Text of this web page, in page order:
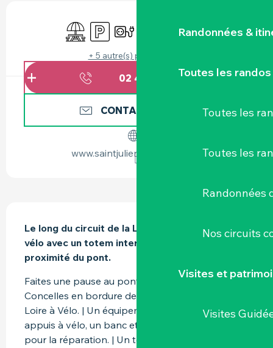
Randonnées &
Toutes les randos
Toutes les
Toutes les
Randonnées
Nos circuits
Visites et
Visites
Aire de pique nique
ParkingBranchements électriques
RestaurantAnimaux acceptés
Animation
+ 5 autre(s) prestation(s)
02 40 54 10 ▒▒
CONTACTEZ-NOUS
www.saintjuliendeconcelles.fr
Le long du circuit de la Loire à Vélo, un support
vélo avec un totem interactif est proposée à
proximité du pont.
Faites une pause au pont de Saint Julien de
Concelles en bordure de Loire sur le tracé de la
Loire à Vélo. | Un équipement vous propose des
appuis à vélo, un banc et un petit nécessaire
pour la réparation. | Un totem interactif mis en